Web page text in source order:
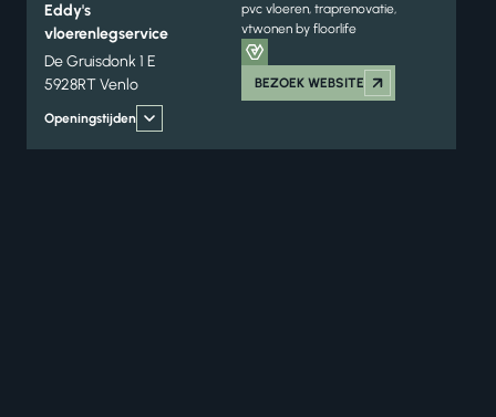
Eddy's
vloerenlegservice
De Gruisdonk 1 E
5928RT Venlo
Openingstijden
pvc vloeren, traprenovatie,
vtwonen by floorlife
BEZOEK WEBSITE